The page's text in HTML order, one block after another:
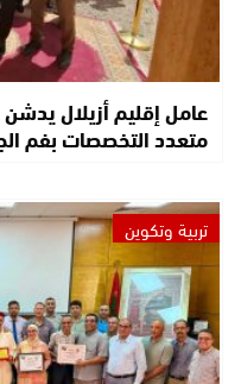
عامل إقليم أزيلال يدشن
متعدد التخصصات بفم
تربية وتكوين